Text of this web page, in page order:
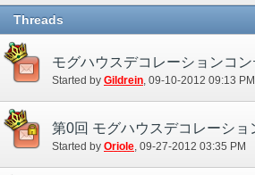
Threads
Started by Gildrein ‎, 09-10-2012 09:13 PM
Started by Oriole‎, 09-27-2012 03:35 PM